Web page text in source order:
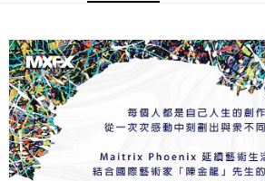
【注意事項】
１．透過由恩沛科技股份有限公司提供之「
易，需依本服務之必要範圍內提供個人資料，並
權轉讓予恩沛科技股份有限公司。
２．關於個人資料處理事宜，請瀏覽以下網址：
https://aftee.tw/terms/#terms3
３．未成年的使用者請事先徵得法定代理人或監護
「AFTEE先享後付」，若未經同意申辦者引起之